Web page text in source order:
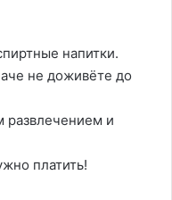
напитки.
не доживёте до
развлечением и
платить!